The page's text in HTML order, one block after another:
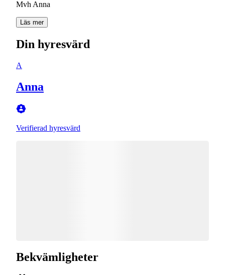
Läs mer
Din hyresvärd
A
Anna
Verifierad hyresvärd
Bekvämligheter